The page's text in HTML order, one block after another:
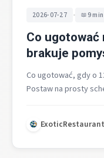
2026-07-27 • 9 min
Co ugotować
brakuje
Co ugotować, gdy o
Postaw na prosty